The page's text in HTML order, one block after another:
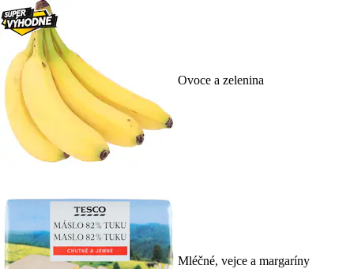
Ovoce a zelenina
Mléčné, vejce a margaríny